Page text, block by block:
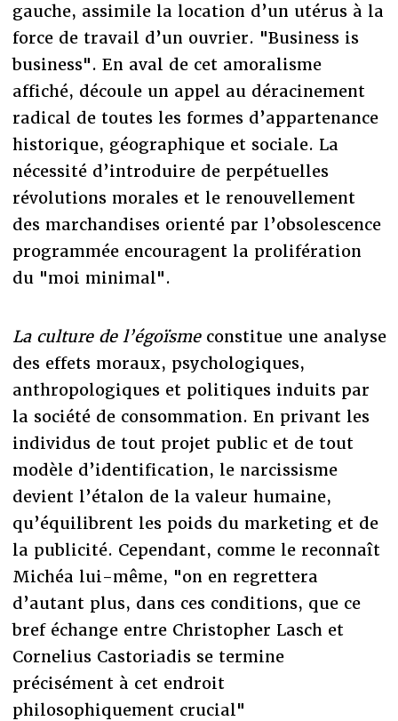
gauche, assimile la location d’un utérus à la
force de travail d’un ouvrier. "Business is
business". En aval de cet amoralisme
affiché, découle un appel au déracinement
radical de toutes les formes d’appartenance
historique, géographique et sociale. La
nécessité d’introduire de perpétuelles
révolutions morales et le renouvellement
des marchandises orienté par l’obsolescence
programmée encouragent la prolifération
du "moi minimal".
La culture de l’égoïsmeconstitue une analyse
des effets moraux, psychologiques,
anthropologiques et politiques induits par
la société de consommation. En privant les
individus de tout projet public et de tout
modèle d’identification, le narcissisme
devient l’étalon de la valeur humaine,
qu’équilibrent les poids du marketing et de
la publicité. Cependant, comme le reconnaît
Michéa lui-même, "on en regrettera
d’autant plus, dans ces conditions, que ce
bref échange entre Christopher Lasch et
Cornelius Castoriadis se termine
précisément à cet endroit
philosophiquement crucial"